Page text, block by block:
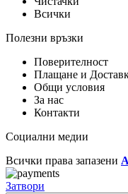
Всички
Полезни връзки
Поверителност
Плащане и
Общи условия
За нас
Контакти
Социални медии
Всички права запазени
Затвори